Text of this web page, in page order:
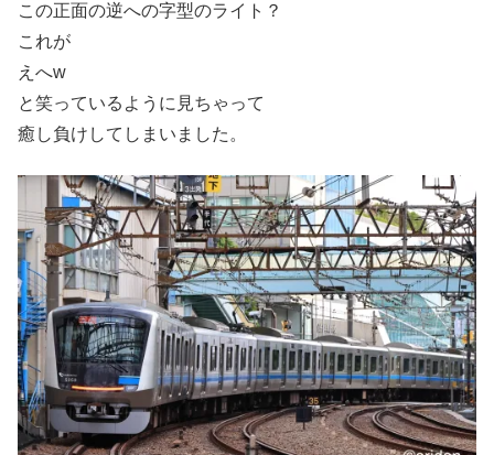
この正面の逆への字型のライト？
これが
えへw
と笑っているように見ちゃって
癒し負けしてしまいました。